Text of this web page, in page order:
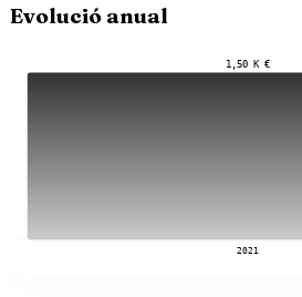
Evolució anual
1,50 K €
2021